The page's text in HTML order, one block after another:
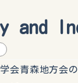
and
会青森地方会